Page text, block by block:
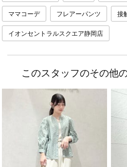
ママコーデ フレアーパンツ 接
イオンセントラルスクエア静岡店
このスタッフのその他